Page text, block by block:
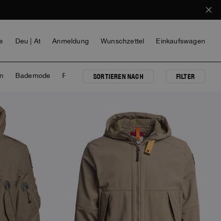
INVISIBLE CITIES
INVISIBLE CITIES
MÄDCHEN
VOICES FROM ANY COAST
Deu | At Anmeldung Wunschzettel Einkaufswagen
Bademode Parka-JackeSORTIEREN NACH FILTER